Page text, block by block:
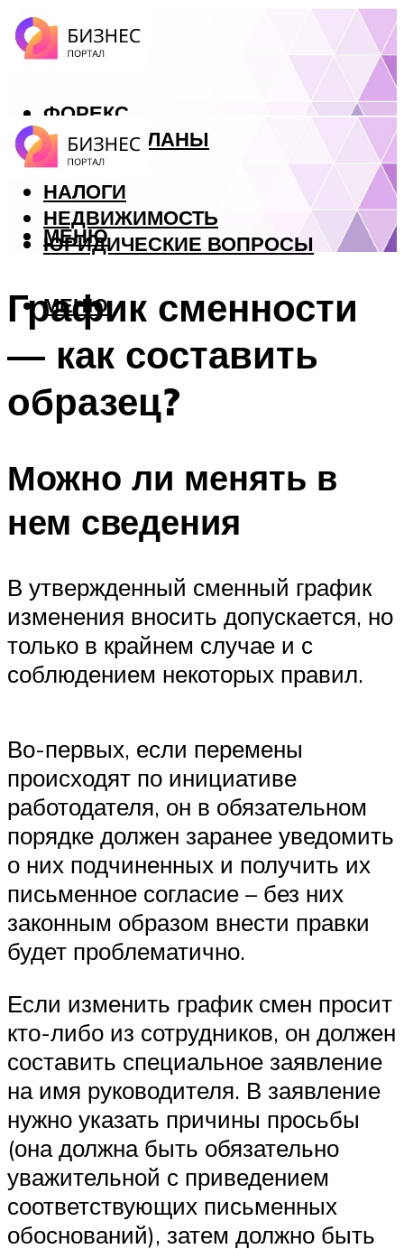
ФОРЕКС
БИЗНЕС ПЛАНЫ
КРЕДИТЫ
НАЛОГИ
НЕДВИЖИМОСТЬ
ЮРИДИЧЕСКИЕ ВОПРОСЫ
МЕНЮ
МЕНЮ
График сменности
— как составить
образец?
Можно ли менять в
нем сведения
В утвержденный сменный график
изменения вносить допускается, но
только в крайнем случае и с
соблюдением некоторых правил.
Во-первых, если перемены
происходят по инициативе
работодателя, он в обязательном
порядке должен заранее уведомить
о них подчиненных и получить их
письменное согласие – без них
законным образом внести правки
будет проблематично.
Если изменить график смен просит
кто-либо из сотрудников, он должен
составить специальное заявление
на имя руководителя. В заявление
нужно указать причины просьбы
(она должна быть обязательно
уважительной с приведением
соответствующих письменных
обоснований), затем должно быть